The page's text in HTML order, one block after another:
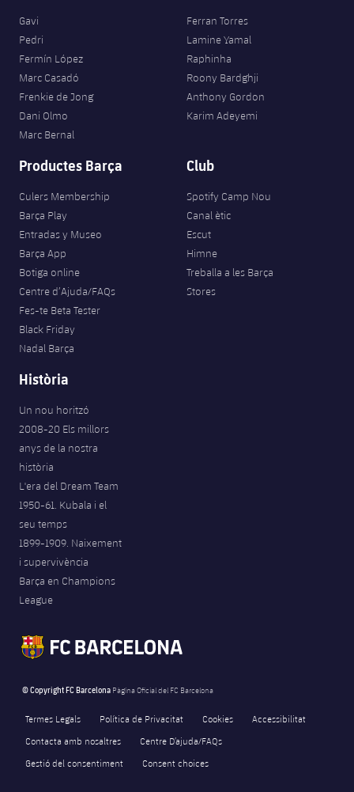
Gavi
Pedri
Fermín López
Marc Casadó
Frenkie de Jong
Dani Olmo
Marc Bernal
Ferran Torres
Lamine Yamal
Raphinha
Roony Bardghji
Anthony Gordon
Karim Adeyemi
Productes Barça
Culers Membership
Barça Play
Entradas y Museo
Barça App
Botiga online
Centre d’Ajuda/FAQs
Fes-te Beta Tester
Black Friday
Nadal Barça
Club
Spotify Camp Nou
Canal ètic
Escut
Himne
Treballa a les Barça
Stores
Història
Un nou horitzó
2008-20 Els millors
anys de la nostra
història
L'era del Dream Team
1950-61. Kubala i el
seu temps
1899-1909. Naixement
i supervivència
Barça en Champions
League
© Copyright FC Barcelona Pàgina Oficial del FC Barcelona
Termes Legals Política de Privacitat Cookies
Accessibilitat
Contacta amb nosaltres
Centre D’ajuda/FAQs
Gestió del consentiment
Consent choices